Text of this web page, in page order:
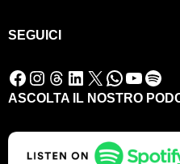
SEGUICI
Facebook Instagram Threads LinkedIn X WhatsApp YouTube Spotify
ASCOLTA IL NOSTRO